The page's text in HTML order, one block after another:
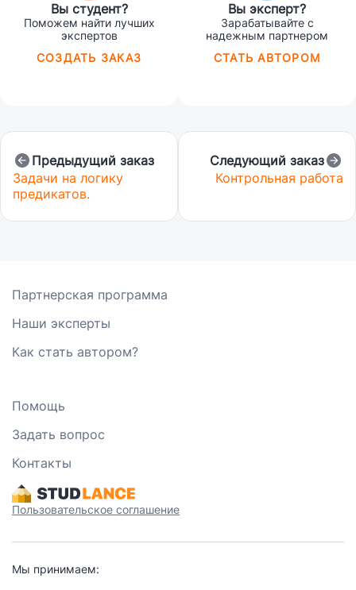
Вы студент?
Поможем найти лучших
экспертов
СОЗДАТЬ ЗАКАЗ
Вы эксперт?
Зарабатывайте с
надежным партнером
СТАТЬ АВТОРОМ
Предыдущий заказ
Задачи на логику
предикатов.
Следующий заказ
Контрольная работа
Партнерская программа
Наши эксперты
Как стать автором?
Помощь
Задать вопрос
Контакты
Пользовательское соглашение
Мы принимаем: